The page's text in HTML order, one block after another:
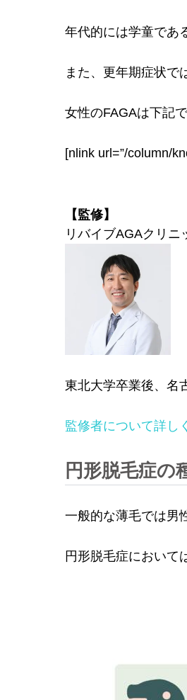
年代的には学童であ
また、更年期症状で
女性のFAGAは下記
[nlink url=”/column/
【監修】
リバイブAGAクリニ
東北大学卒業後、名
監修者について詳し
円形脱毛症の
一般的な薄毛では男
円形脱毛症において